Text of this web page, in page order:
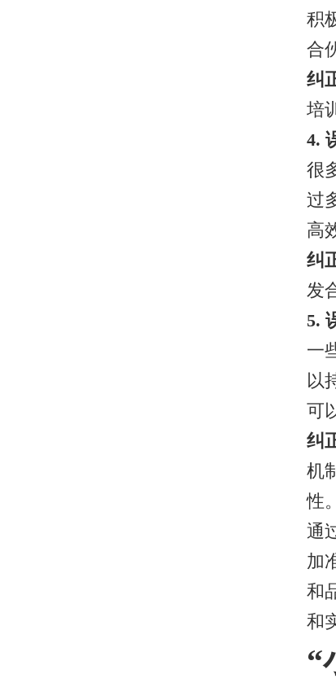
积
合
纠
培
4.
很
过
高
纠
发
5.
一
以
可
纠
机
性。
通
加
和
和
“